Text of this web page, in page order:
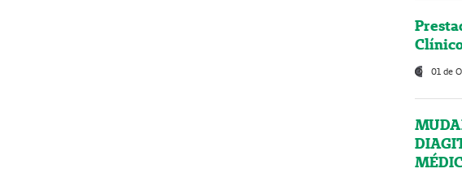
01 de